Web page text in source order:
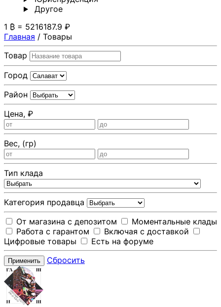
Другoе
1 ₿ = 5216187.9 ₽
Главная / Товары
Товар
Город
Район
Цена, ₽
Вес, (гр)
Тип клада
Категория продавца
От магазина с депозитом
Моментальные клады
Работа с гарантом
Включая с доставкой
Цифровые товары
Есть на форуме
Применить Сбросить